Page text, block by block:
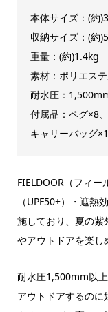
本体サイズ：(約
収納サイズ：(約
重量：(約)1.4kg
素材：ポリエス
耐水圧：
付属品：ペグ×8
キャリーバッグ
FIELDOOR（フィー
（UPF50+）・遮
施しており、夏の紫
やアウトドアを楽し
耐水圧1,500mm以
アウトドアするの